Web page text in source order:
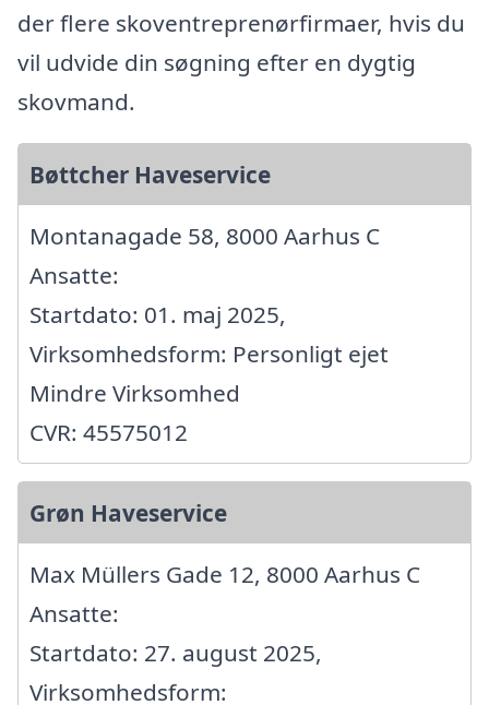
der flere skoventreprenørfirmaer, hvis du
vil udvide din søgning efter en dygtig
skovmand.
Bøttcher Haveservice
Montanagade 58, 8000 Aarhus C
Ansatte:
Startdato: 01. maj 2025,
Virksomhedsform: Personligt ejet
Mindre Virksomhed
CVR: 45575012
Grøn Haveservice
Max Müllers Gade 12, 8000 Aarhus C
Ansatte:
Startdato: 27. august 2025,
Virksomhedsform: